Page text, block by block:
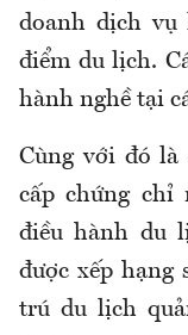
doanh dịch
điểm du lịch.
hành nghề tại
Cùng với đó là
cấp chứng chỉ
điều hành du
được xếp hạng
trú du lịch